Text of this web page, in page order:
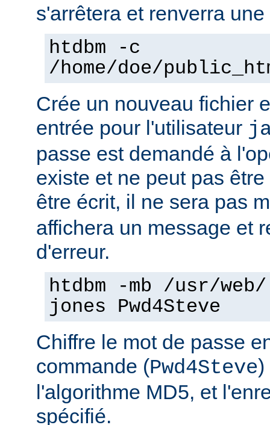
s'arrêtera et renverra une
htdbm -c
/home/doe/
Crée un nouveau fichier
entrée pour l'utilisateur
passe est demandé à
existe et ne peut pas
être écrit, il ne sera pas
affichera un message et
d'erreur.
htdbm -mb /usr/
jones Pwd4Steve
Chiffre le mot de passe
commande (Pwd4Steve)
l'algorithme MD5, et
spécifié.